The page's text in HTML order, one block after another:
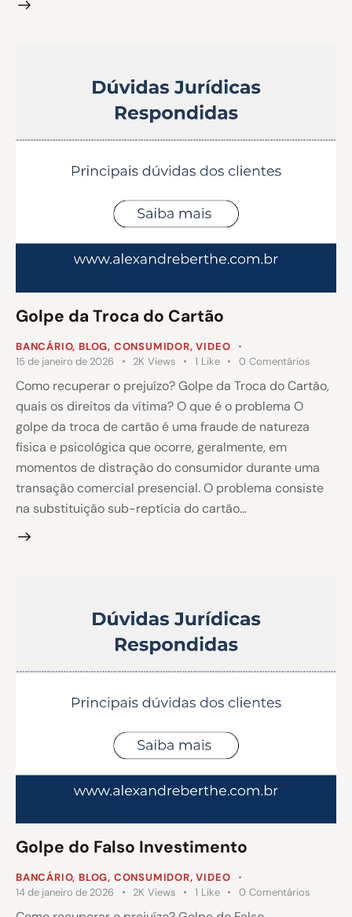
Golpe da Troca do Cartão
BANCÁRIO, BLOG, CONSUMIDOR,VIDEO
15 de janeiro de 2026
2K Views 1 Like 0 Comentários
Como recuperar o prejuízo? Golpe da Troca do Cartão,
quais os direitos da vítima? O que é o problema O
golpe da troca de cartão é uma fraude de natureza
física e psicológica que ocorre, geralmente, em
momentos de distração do consumidor durante uma
transação comercial presencial. O problema consiste
na substituição sub-reptícia do cartão…
Golpe do Falso Investimento
BANCÁRIO, BLOG, CONSUMIDOR,VIDEO
14 de janeiro de 2026
2K Views 1 Like 0 Comentários